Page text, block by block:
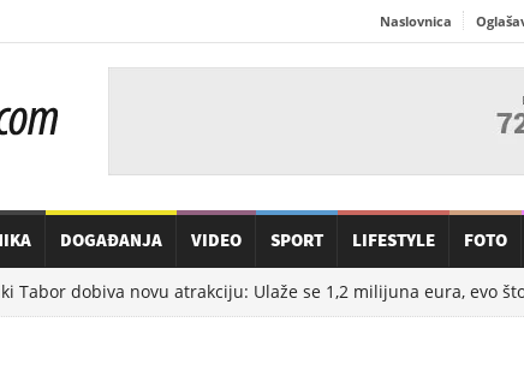
Naslovnica
DOGAĐANJA VIDEO SPORT LIFESTYLE FOTO
Tabor dobiva novu atrakciju: Ulaže se 1,2 milijuna eura, evo